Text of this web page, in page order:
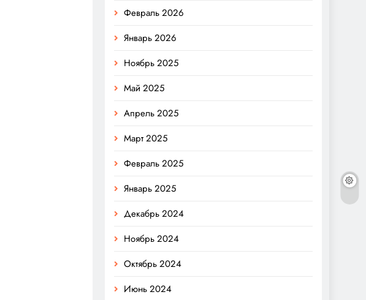
Февраль 2026
Январь 2026
Ноябрь 2025
Май 2025
Апрель 2025
Март 2025
Февраль 2025
Январь 2025
Декабрь 2024
Ноябрь 2024
Октябрь 2024
Июнь 2024